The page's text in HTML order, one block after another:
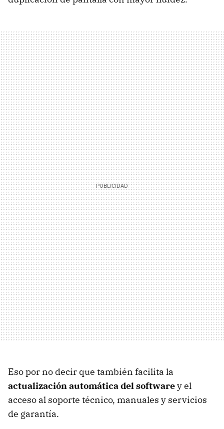
Eso por no decir que también facilita la
actualización automática del softwarey el
acceso al soporte técnico, manuales y servicios
de garantía.